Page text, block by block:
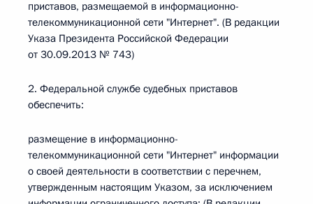
приставов, размещаемой в информационно-
телекоммуникационной сети "Интернет". (В редакции
Указа Президента Российской Федерации
от 30.09.2013 № 743)
2. Федеральной службе судебных приставов
обеспечить:
размещение в информационно-
телекоммуникационной сети "Интернет" информации
о своей деятельности в соответствии с перечнем,
утвержденным настоящим Указом, за исключением